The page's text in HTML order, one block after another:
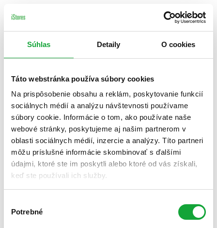
Súhlas Detaily O cookies
Táto webstránka používa súbory cookies
Na prispôsobenie obsahu a reklám, poskytovanie funkcií
sociálnych médií a analýzu návštevnosti používame
súbory cookie. Informácie o tom, ako používate naše
webové stránky, poskytujeme aj našim partnerom v
oblasti sociálnych médií, inzercie a analýzy. Títo partneri
môžu príslušné informácie skombinovať s ďalšími
údajmi, ktoré ste im poskytli alebo ktoré od vás získali,
keď ste používali ich služby.
súhlasu
Potrebné